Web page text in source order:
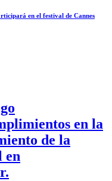
en el festival de Cannes
en la
de la
en